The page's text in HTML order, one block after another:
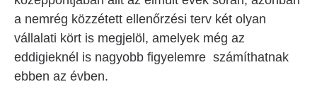
a nemrég közzétett ellenőrzési terv két olyan
vállalati kört is megjelöl, amelyek még az
eddigieknél is nagyobb figyelemre számíthatnak
ebben az évben.